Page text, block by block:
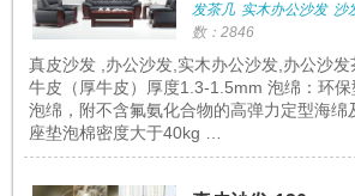
发茶几 实木办公沙发 沙
数：2846
真皮沙发 ,办公沙发,实木办公沙发,办公沙
牛皮（厚牛皮）厚度1.3-1.5mm 泡绵：环
泡绵，附不含氟氨化合物的高弹力定型海绵
座垫泡棉密度大于40kg …